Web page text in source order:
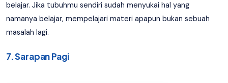
belajar. Jika tubuhmu sendiri sudah menyukai hal yang
namanya belajar, mempelajari materi apapun bukan sebuah
masalah lagi.
7. Sarapan Pagi